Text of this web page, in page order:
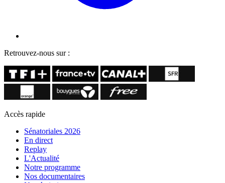
Retrouvez-nous sur :
Accès rapide
Sénatoriales 2026
En direct
Replay
L'Actualité
Notre programme
Nos documentaires